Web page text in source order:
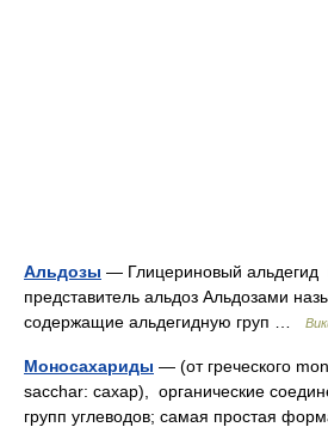
Альдозы — Глицериновый альдегид
представитель альдоз Альдозами
содержащие альдегидную груп …
Моносахариды — (от греческого
sacchar: сахар), органические
групп углеводов; самая простая